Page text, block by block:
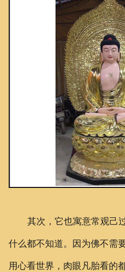
其次，它也寓意常观己
什么都不知道。因为佛不需
用心看世界，肉眼凡胎看的